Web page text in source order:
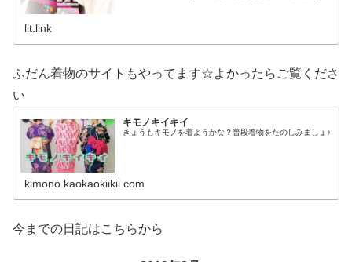
lit.link
ふだん着物のサイトもやってます☆よかったらご覧くださ
い
キモノキイキイ
きょうもキモノを着ようかな？普段着物をたのしみましょ♪
kimono.kaokaokiikii.com
今までの日記はこちらから